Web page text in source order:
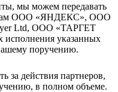
мы можем передавать
ООО «ЯНДЕКС», ООО
Ltd, ООО «ТАРГЕТ
исполнения указанных
поручению.
за действия партнеров,
в полном объеме.